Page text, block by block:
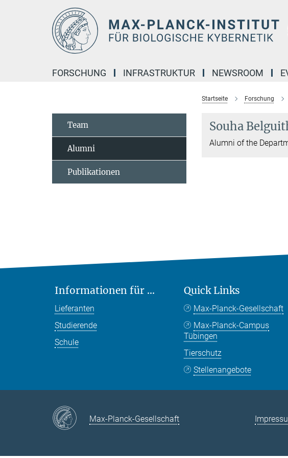
FORSCHUNG INFRASTRUKTUR NEWSROOM
Startseite Forschung
Souha
Alumni of the
Team
Alumni
Publikationen
Informationen für ...
Lieferanten
Studierende
Schule
Quick Links
Max-Planck-Gesellschaft
Max-Planck-Campus
Tübingen
Tierschutz
Stellenangebote
Max-Planck-Gesellschaft